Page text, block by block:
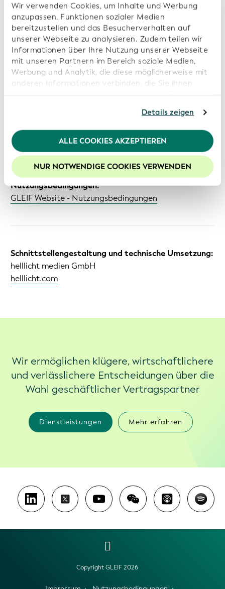
Wir verwenden Cookies, um Inhalte und Werbung
anzupassen, Funktionen sozialer Medien
bereitzustellen und das Besucherverhalten auf
unserer Webseite zu analysieren. Zudem teilen wir
Informationen über Ihre Nutzung unserer Webseite
mit unseren Partnern im Bereich soziale Medien,
Werbung und Analytik, die diese möglicherweise mit
anderen Informationen verbinden, die Sie ihnen
bereitgestellt haben oder die von diesen Partner
wurden. Sollten Sie mit der Nutzung unserer
Webseite fortfahren, stimmen Sie den von uns
verwendeten Cookies zu. Weitere Informationen
finden Sie in unsererDatenschutzerklärung.
Um die Funktionalitäten unserer Website optimal
nutzen zu können, empfehlen wir Ihnen der Nutzung
von Cookies zuzustimmen.
Details zeigen
ALLE COOKIES AKZEPTIEREN
NUR NOTWENDIGE COOKIES VERWENDEN
info@gleif.org
Gesellschaftsnummer Schweiz:
CHE-200.595.965
Steueridentifikationsnummer Deutschland:
DE299853612
Wirtschaftsprüfer:
EY, Zürich
Nutzungsbedingungen:
GLEIF Website - Nutzungsbedingungen
Schnittstellengestaltung und technische Umsetzung:
helllicht medien GmbH
helllicht.com
Wir ermöglichen klügere, wirtschaftlichere
und verlässlichere Entscheidungen über die
Wahl geschäftlicher Vertragspartner
Dienstleistungen Mehr erfahren
Copyright GLEIF 2026